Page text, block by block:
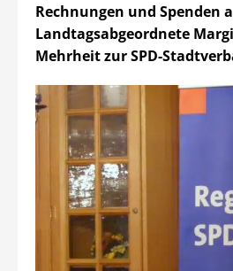
Rechnungen und Spenden
Landtagsabgeordnete
Mehrheit zur SPD-